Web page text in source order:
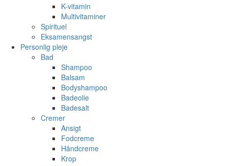
K-vitamin
Multivitaminer
Spirituel
Eksamensangst
Personlig pleje
Bad
Shampoo
Balsam
Bodyshampoo
Badeolie
Badesalt
Cremer
Ansigt
Fodcreme
Håndcreme
Krop